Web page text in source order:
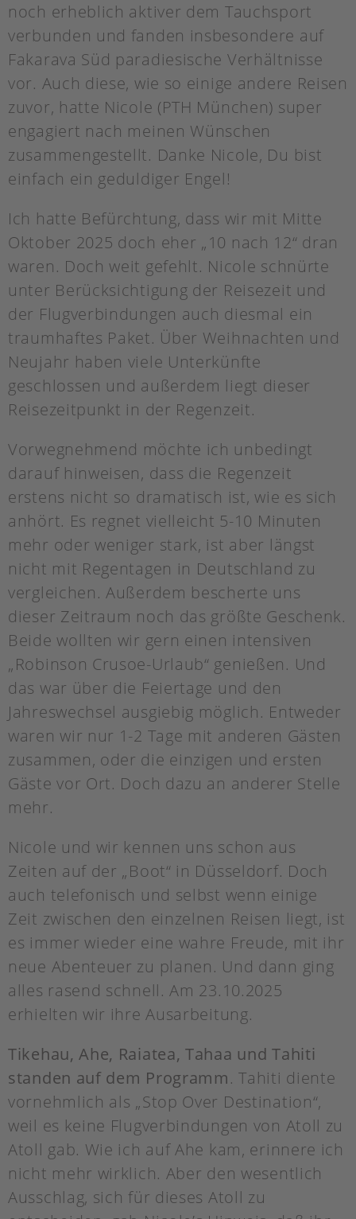
noch erheblich aktiver dem Tauchsport
verbunden und fanden insbesondere auf
Fakarava Süd paradiesische Verhältnisse
vor. Auch diese, wie so einige andere Reisen
zuvor, hatte Nicole (PTH München) super
engagiert nach meinen Wünschen
zusammengestellt. Danke Nicole, Du bist
einfach ein geduldiger Engel!
Ich hatte Befürchtung, dass wir mit Mitte
Oktober 2025 doch eher „10 nach 12“ dran
waren. Doch weit gefehlt. Nicole schnürte
unter Berücksichtigung der Reisezeit und
der Flugverbindungen auch diesmal ein
traumhaftes Paket. Über Weihnachten und
Neujahr haben viele Unterkünfte
geschlossen und außerdem liegt dieser
Reisezeitpunkt in der Regenzeit.
Vorwegnehmend möchte ich unbedingt
darauf hinweisen, dass die Regenzeit
erstens nicht so dramatisch ist, wie es sich
anhört. Es regnet vielleicht 5-10 Minuten
mehr oder weniger stark, ist aber längst
nicht mit Regentagen in Deutschland zu
vergleichen. Außerdem bescherte uns
dieser Zeitraum noch das größte Geschenk.
Beide wollten wir gern einen intensiven
„Robinson Crusoe-Urlaub“ genießen. Und
das war über die Feiertage und den
Jahreswechsel ausgiebig möglich. Entweder
waren wir nur 1-2 Tage mit anderen Gästen
zusammen, oder die einzigen und ersten
Gäste vor Ort. Doch dazu an anderer Stelle
mehr.
Nicole und wir kennen uns schon aus
Zeiten auf der „Boot“ in Düsseldorf. Doch
auch telefonisch und selbst wenn einige
Zeit zwischen den einzelnen Reisen liegt, ist
es immer wieder eine wahre Freude, mit ihr
neue Abenteuer zu planen. Und dann ging
alles rasend schnell. Am 23.10.2025
erhielten wir ihre Ausarbeitung.
Tikehau, Ahe, Raiatea, Tahaa und Tahiti
standen auf dem Programm. Tahiti diente
vornehmlich als „Stop Over Destination“,
weil es keine Flugverbindungen von Atoll zu
Atoll gab. Wie ich auf Ahe kam, erinnere ich
nicht mehr wirklich. Aber den wesentlich
Ausschlag, sich für dieses Atoll zu